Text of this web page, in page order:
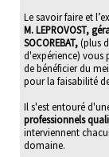
Le savoir faire et
M. LEPROVOST,
SOCOREBAT,(plus
d'expérience) vous
de bénéficier du
pour la faisabilité
Il s'est entouré
professionnels
interviennent
domaine.